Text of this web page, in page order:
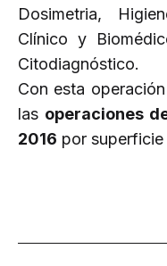
Dosimetria,
Clínico y
Citodiagnóstico.
Con esta
las operaciones
2016 por superficie